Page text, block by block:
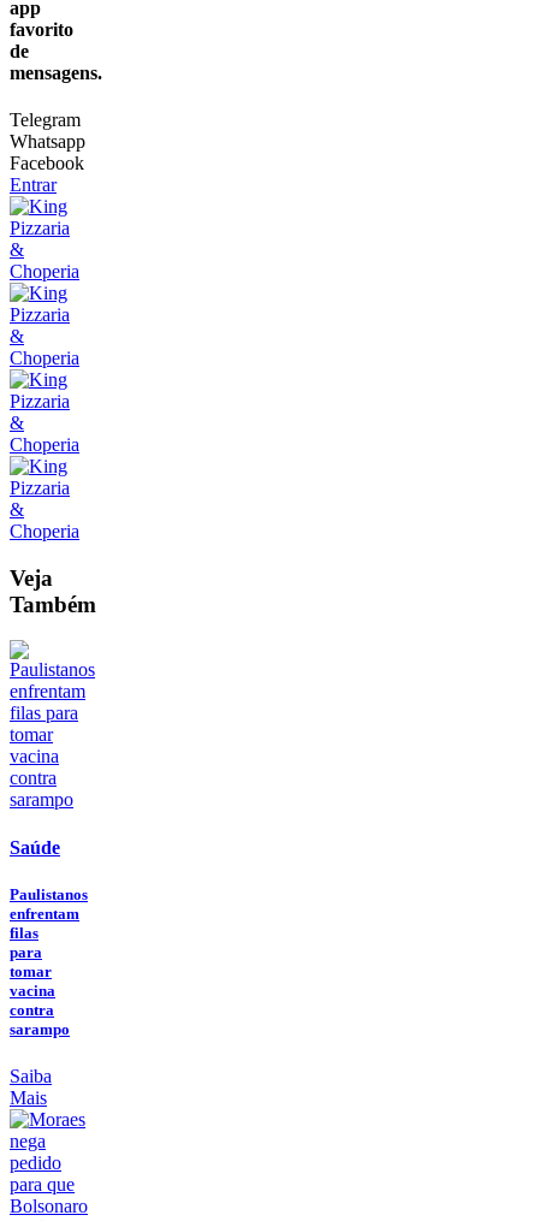
app
favorito
de
mensagens.
Telegram
Whatsapp
Facebook
Entrar
Veja
Também
Saúde
Paulistanos
enfrentam
filas
para
tomar
vacina
contra
sarampo
Saiba
Mais